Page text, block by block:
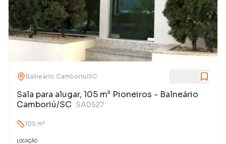
Balneário Camboriú/SC
Sala para alugar, 105 m² Pioneiros - Balneário
Camboriú/SC SA0527
105 m²
LOCAÇÃO